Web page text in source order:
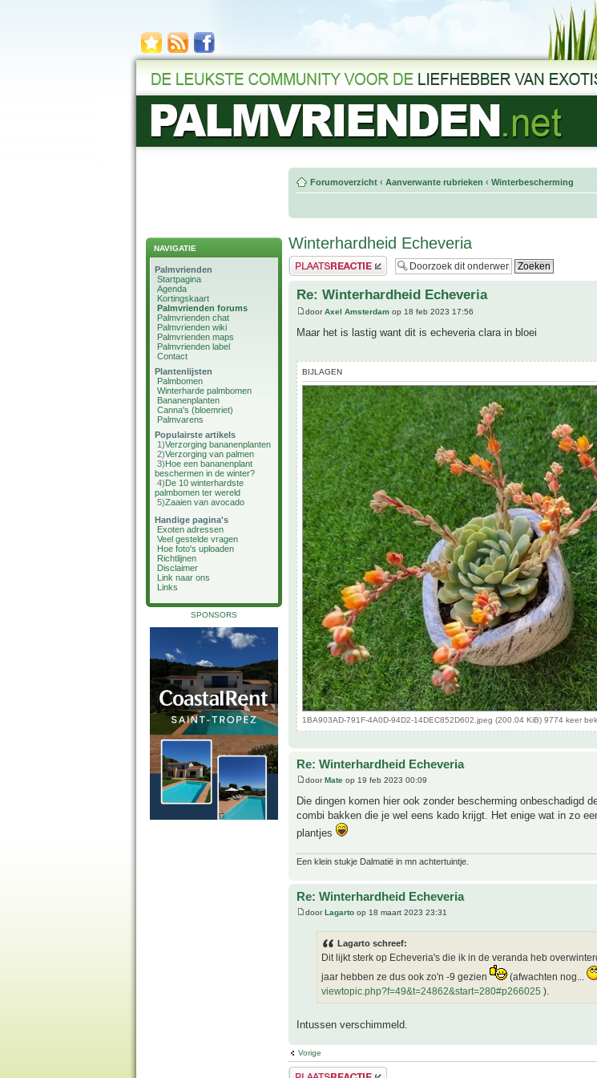
NAVIGATIE
Palmvrienden
Startpagina
Agenda
Kortingskaart
Palmvrienden forums
Palmvrienden chat
Palmvrienden wiki
Palmvrienden maps
Palmvrienden label
Contact
Plantenlijsten
Palmbomen
Winterharde palmbomen
Bananenplanten
Canna's (bloemriet)
Palmvarens
Populairste artikels
1)Verzorging bananenplanten
2)Verzorging van palmen
3)Hoe een bananenplant
beschermen in de winter?
4)De 10 winterhardste
palmbomen ter wereld
5)Zaaien van avocado
Handige pagina's
Exoten adressen
Veel gestelde vragen
Hoe foto's uploaden
Richtlijnen
Disclaimer
Link naar ons
Links
SPONSORS
Forumoverzicht ‹ Aanverwante rubrieken ‹ Winterbescherming
Winterhardheid Echeveria
Plaats een reactie
Re: Winterhardheid Echeveria
doorAxel Amsterdam op 18 feb 2023 17:56
Maar het is lastig want dit is echeveria clara in bloei
BIJLAGEN
1BA903AD-791F-4A0D-94D2-14DEC852D602.jpeg (200.04 KiB) 9774 keer
Re: Winterhardheid Echeveria
doorMate op 19 feb 2023 00:09
Die dingen komen hier ook zonder bescherming onbeschadigd
combi bakken die je wel eens kado krijgt. Het enige wat in zo
plantjes
Een klein stukje Dalmatië in mn achtertuintje.
Re: Winterhardheid Echeveria
doorLagarto op 18 maart 2023 23:31
Lagarto schreef:
Dit lijkt sterk op Echeveria's die ik in de veranda heb
jaar hebben ze dus ook zo'n -9 gezien
(afwachten nog...
viewtopic.php?f=49&t=24862&start=280#p266025 ).
Intussen verschimmeld.
Vorige
Plaats een reactie